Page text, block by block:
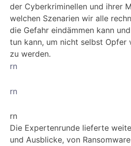
der Cyberkriminellen und ihrer
welchen Szenarien wir alle
die Gefahr eindämmen kann
tun kann, um nicht selbst Opfer
zu werden.
rn
rn
rn
Die Expertenrunde lieferte
und Ausblicke, von